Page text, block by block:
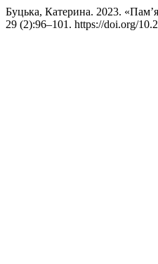
Буцька, Катерина. 2023.
29 (2):96–101. https://doi.org/